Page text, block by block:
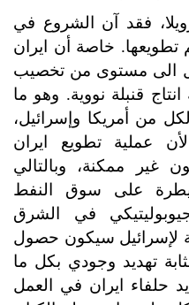
فقد آن الشروع في
تطويعها. خاصة أن ايران
الى مستوى من تخصيب
انتاج قنبلة نووية. وهو ما
من أمريكا وإسرائيل،
عملية تطويع ايران
غير ممكنة، وبالتالي
على سوق النفط
في الشرق
لإسرائيل سيكون حصول
تهديد وجودي بكل ما
حلفاء ايران في العمل